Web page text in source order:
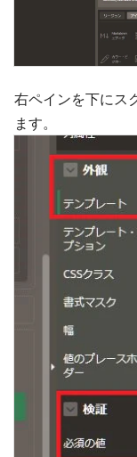
右ペインを下にス
ます。